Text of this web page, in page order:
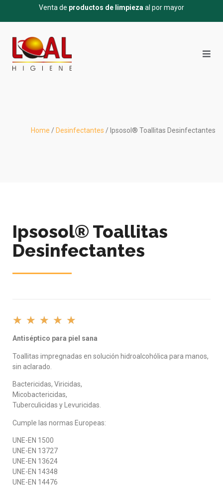
Venta de productos de limpieza al por mayor
Home / Desinfectantes / Ipsosol® Toallitas Desinfectantes
Ipsosol® Toallitas
Desinfectantes
★ ★ ★ ★ ★
Antiséptico para piel sana
Toallitas impregnadas en solución hidroalcohólica para manos,
sin aclarado.
Bactericidas, Viricidas,
Micobactericidas,
Tuberculicidas y Levuricidas.
Cumple las normas Europeas:
UNE-EN 1500
UNE-EN 13727
UNE-EN 13624
UNE-EN 14348
UNE-EN 14476